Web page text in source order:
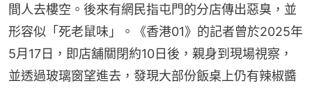
間人去樓空。後來有網民指屯門的分店傳出惡臭，並
形容似「死老鼠味」。《香港01》的記者曾於2025年
5月17日，即店舖關閉約10日後，親身到現場視察，
並透過玻璃窗望進去，發現大部份飯桌上仍有辣椒醬